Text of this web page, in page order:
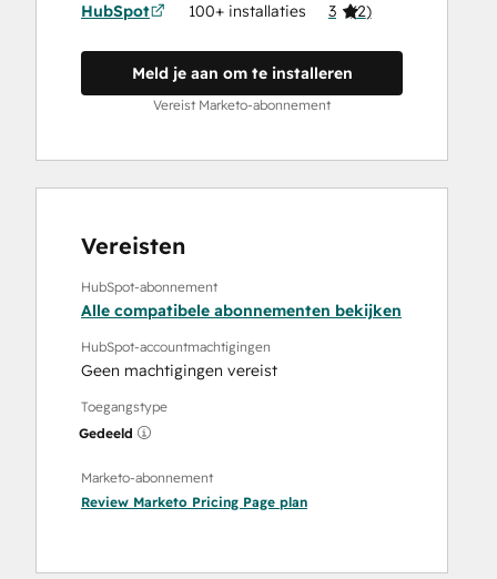
HubSpot 100+ installaties 3 (2)
Meld je aan om te installeren
Vereist Marketo-abonnement
Vereisten
HubSpot-abonnement
Alle compatibele abonnementen bekijken
HubSpot-accountmachtigingen
Geen machtigingen vereist
Toegangstype
Gedeeld
Marketo-abonnement
Review Marketo Pricing Page plan